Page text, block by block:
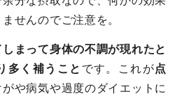
せんのでご注意を。
まって身体の不調が現れたと
多く補うこと です。これが点
や病気や過度のダイエットに